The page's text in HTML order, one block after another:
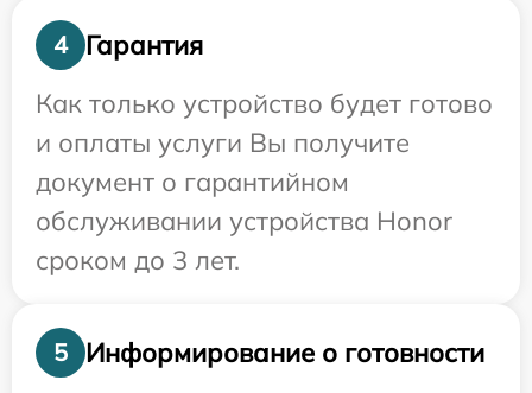
4
Гарантия
Как только устройство будет готово
и оплаты услуги Вы получите
документ о гарантийном
обслуживании устройства Honor
сроком до 3 лет.
5
Информирование о готовности